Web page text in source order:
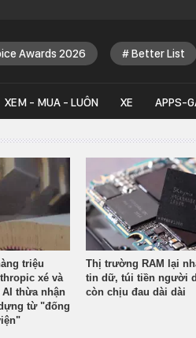
Awards 2026 Better List
XEM - MUA - LUÔN XE APPS-
triệu
xé và
thừa nhận
từ "đống
Thị trường RAM lại
tin dữ, túi tiền người
còn chịu đau dài dài